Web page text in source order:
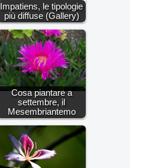
Impatiens, le tipologie
più diffuse (Gallery)
Cosa piantare a
settembre, il
Mesembriantemo